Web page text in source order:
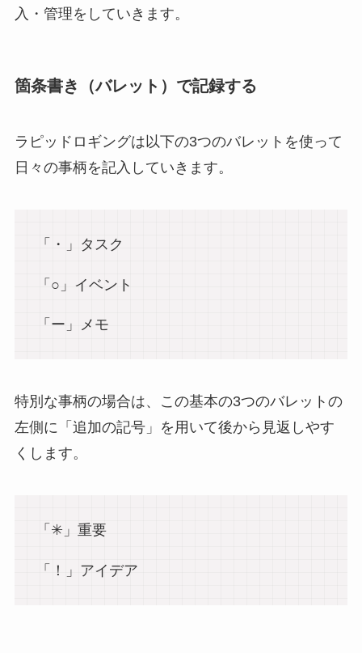
入・管理をしていきます。
箇条書き（バレット）で記録する
ラピッドロギングは以下の3つのバレットを使って
日々の事柄を記入していきます。
「・」タスク
「○」イベント
「ー」メモ
特別な事柄の場合は、この基本の3つのバレットの
左側に「追加の記号」を用いて後から見返しやす
くします。
「✳︎」重要
「！」アイデア